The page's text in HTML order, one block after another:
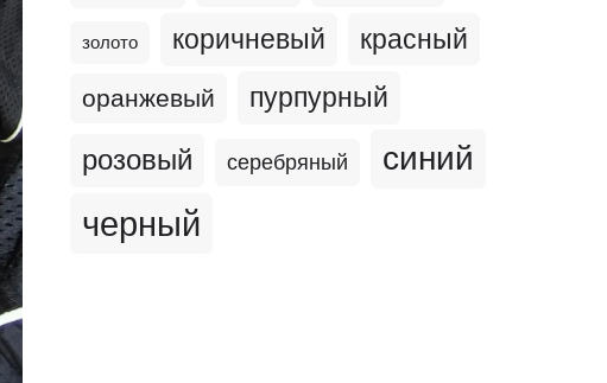
золото коричневый красный
оранжевый пурпурный
розовый серебряный синий
черный